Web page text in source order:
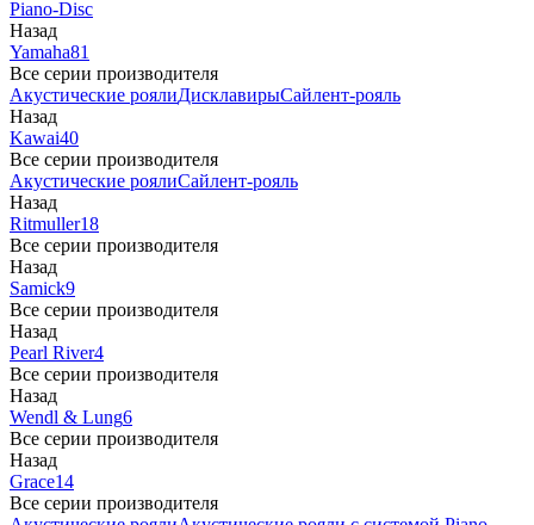
Piano-Disc
Назад
Yamaha81
Все серии производителя
Акустические роялиДисклавирыСайлент-рояль
Назад
Kawai40
Все серии производителя
Акустические роялиСайлент-рояль
Назад
Ritmuller18
Все серии производителя
Назад
Samick9
Все серии производителя
Назад
Pearl River4
Все серии производителя
Назад
Wendl & Lung6
Все серии производителя
Назад
Grace14
Все серии производителя